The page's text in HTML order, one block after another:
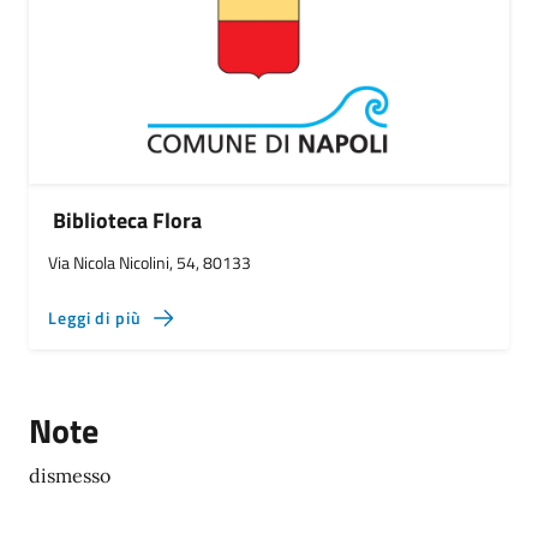
Biblioteca Flora
Via Nicola Nicolini, 54, 80133
Leggi di più
Note
dismesso